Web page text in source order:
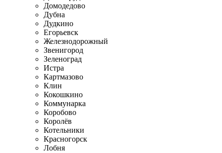
Домодедово
Дубна
Дудкино
Егорьевск
Железнодорожный
Звенигород
Зеленоград
Истра
Картмазово
Клин
Кокошкино
Коммунарка
Коробово
Королёв
Котельники
Красногорск
Лобня